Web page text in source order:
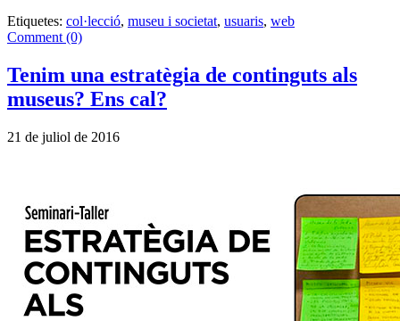
Etiquetes: col·lecció, museu i societat, usuaris, web
Comment (0)
Tenim una estratègia de continguts als
museus? Ens cal?
21 de juliol de 2016